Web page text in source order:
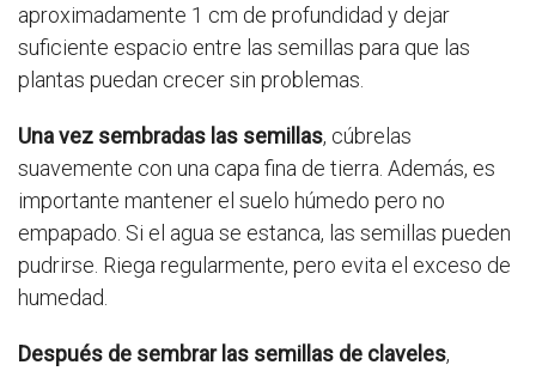
aproximadamente 1 cm de profundidad y dejar
suficiente espacio entre las semillas para que las
plantas puedan crecer sin problemas.
Una vez sembradas las semillas, cúbrelas
suavemente con una capa fina de tierra. Además, es
importante mantener el suelo húmedo pero no
empapado. Si el agua se estanca, las semillas pueden
pudrirse. Riega regularmente, pero evita el exceso de
humedad.
Después de sembrar las semillas de claveles,